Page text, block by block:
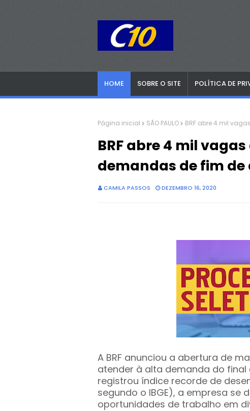
HOME SOBRE O SITE POLÍTICA DE
Página inicial SÃO PAULO BRF abre 4 mil
BRF abre 4 mil
demandas de fim de
CAMILA PASSOS DEZEMBRO 16, 2020
A BRF anunciou a abertura de
atender à alta demanda do final
registrou índice recorde de
segundo o IBGE), a empresa
oportunidades de trabalho em